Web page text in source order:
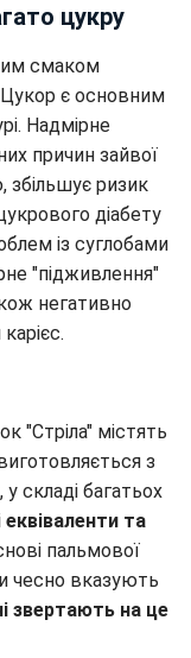
цукру
смаком
Цукор є основним
Надмірне
причин зайвої
збільшує ризик
діабету
із суглобами
"підживлення"
негативно
"Стріла" містять
з
складі багатьох
еквіваленти та
пальмової
чесно вказують
звертають на це